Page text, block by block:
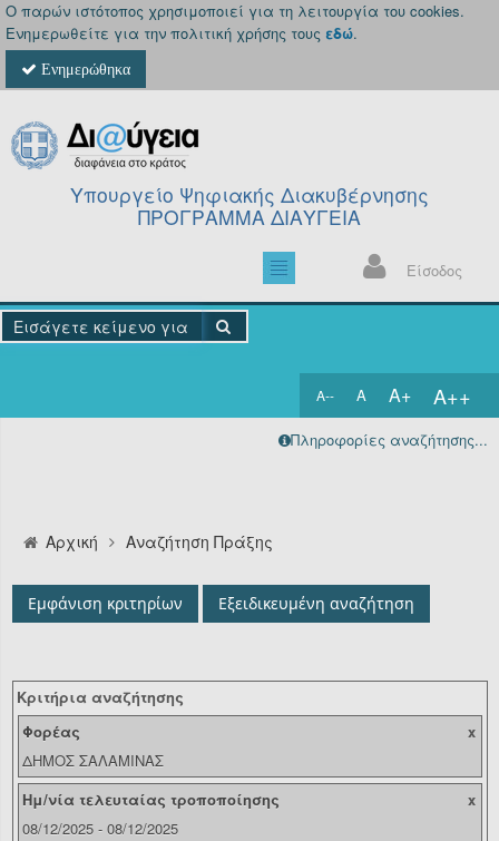
Ο παρών ιστότοπος χρησιμοποιεί για τη λειτουργία του cookies.
Ενημερωθείτε για την πολιτική χρήσης τους εδώ.
Ενημερώθηκα
Υπουργείο Ψηφιακής Διακυβέρνησης
ΠΡΟΓΡΑΜΜΑ ΔΙΑΥΓΕΙΑ
Είσοδος
A-- A A+ A++
Αναζήτηση
Οργανόγραμμα
Επικοινωνία/Υποστήριξη
Είσοδος
Πληροφορίες αναζήτησης...
Αρχική Αναζήτηση Πράξης
Εμφάνιση κριτηρίων Εξειδικευμένη αναζήτηση
Κριτήρια αναζήτησης
x
Φορέας
ΔΗΜΟΣ ΣΑΛΑΜΙΝΑΣ
x
Ημ/νία τελευταίας τροποποίησης
08/12/2025 - 08/12/2025